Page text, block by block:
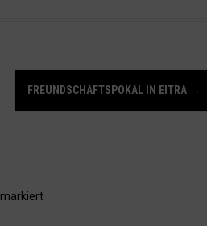
FREUNDSCHAFTSPOKAL IN EITRA →
markiert